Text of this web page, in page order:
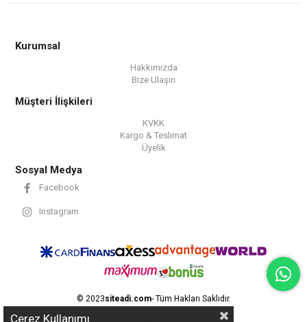
Kurumsal
Hakkımızda
Bize Ulaşın
Müşteri İlişkileri
KVKK
Kargo & Teslimat
Üyelik
Sosyal Medya
Facebook
Instagram
© 2023siteadi.com- Tüm Hakları Saklıdır.
Çerez Kullanımı